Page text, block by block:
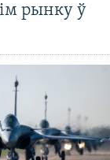
рынку ў